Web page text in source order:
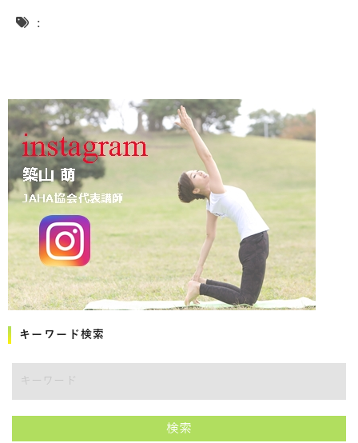
:
キーワード検索
検索